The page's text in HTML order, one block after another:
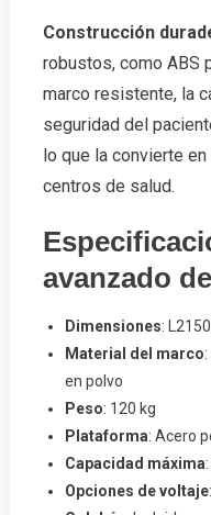
Construcción
robustos, como ABS
marco resistente, la
seguridad del
lo que la convierte
centros de salud.
avanzado
Dimensiones:
Material del marco
en polvo
Peso: 120 kg
Plataforma: Acero
Capacidad máxima
Opciones de voltaje